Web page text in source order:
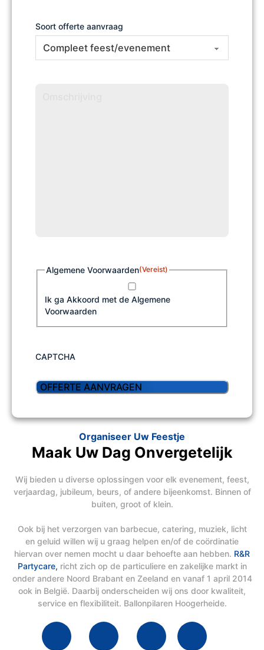
Soort offerte aanvraag
Algemene Voorwaarden(Vereist)
Ik ga Akkoord met de Algemene
Voorwaarden
CAPTCHA
Organiseer Uw Feestje
Maak Uw Dag Onvergetelijk
Wij bieden u diverse oplossingen voor elk evenement, feest,
verjaardag, jubileum, beurs, of andere bijeenkomst. Binnen of
buiten, groot of klein.
Ook bij het verzorgen van barbecue, catering, muziek, licht
en geluid willen wij u graag helpen en/of de coördinatie
hiervan over nemen mocht u daar behoefte aan hebben. R&R
Partycare, richt zich op de particuliere en zakelijke markt in
onder andere Noord Brabant en Zeeland en vanaf 1 april 2014
ook in België. Daarbij onderscheiden wij ons door kwaliteit,
service en flexibiliteit. Ballonpilaren Hoogerheide.